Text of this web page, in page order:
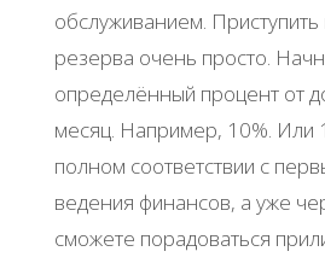
обслуживанием.
резерва очень просто.
определённый процент от
месяц. Например, 10%. Или
полном соответствии с
ведения финансов, а уже
сможете порадоваться